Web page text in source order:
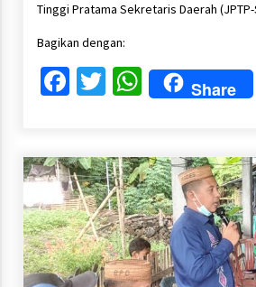
Tinggi Pratama Sekretaris Daerah
Bagikan dengan:
Facebook
TwitterShare